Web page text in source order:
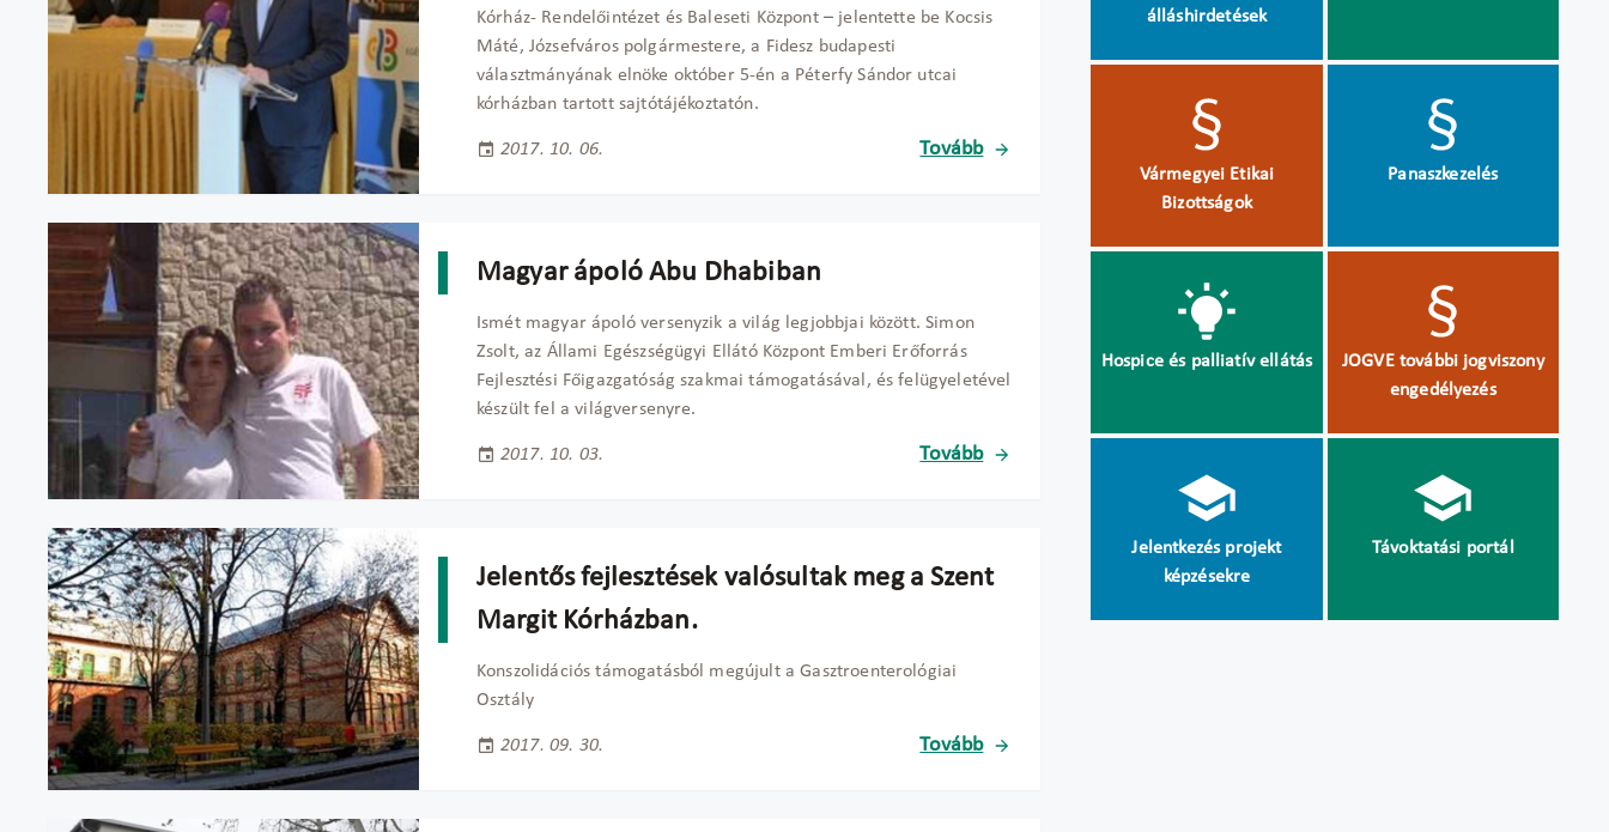
Kórház- Rendelőintézet és Baleseti Központ – jelentette be Kocsis
Máté, Józsefváros polgármestere, a Fidesz budapesti
választmányának elnöke október 5-én a Péterfy Sándor utcai
kórházban tartott sajtótájékoztatón.
2017. 10. 06. Tovább
Magyar ápoló Abu Dhabiban
Ismét magyar ápoló versenyzik a világ legjobbjai között. Simon
Zsolt, az Állami Egészségügyi Ellátó Központ Emberi Erőforrás
Fejlesztési Főigazgatóság szakmai támogatásával, és felügyeletével
készült fel a világversenyre.
2017. 10. 03. Tovább
Jelentős fejlesztések valósultak meg a Szent
Margit Kórházban.
Konszolidációs támogatásból megújult a Gasztroenterológiai
Osztály
2017. 09. 30. Tovább
álláshirdetések
Vármegyei Etikai
Bizottságok
Panaszkezelés
Hospice és palliatív ellátás
JOGVE további jogviszony
engedélyezés
Jelentkezés projekt
képzésekre
Távoktatási portál